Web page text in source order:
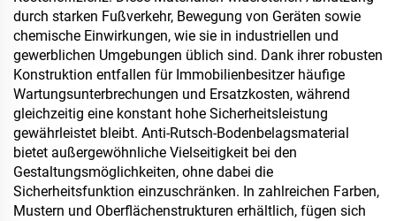
durch starken Fußverkehr, Bewegung von Geräten sowie
chemische Einwirkungen, wie sie in industriellen und
gewerblichen Umgebungen üblich sind. Dank ihrer robusten
Konstruktion entfallen für Immobilienbesitzer häufige
Wartungsunterbrechungen und Ersatzkosten, während
gleichzeitig eine konstant hohe Sicherheitsleistung
gewährleistet bleibt. Anti-Rutsch-Bodenbelagsmaterial
bietet außergewöhnliche Vielseitigkeit bei den
Gestaltungsmöglichkeiten, ohne dabei die
Sicherheitsfunktion einzuschränken. In zahlreichen Farben,
Mustern und Oberflächenstrukturen erhältlich, fügen sich